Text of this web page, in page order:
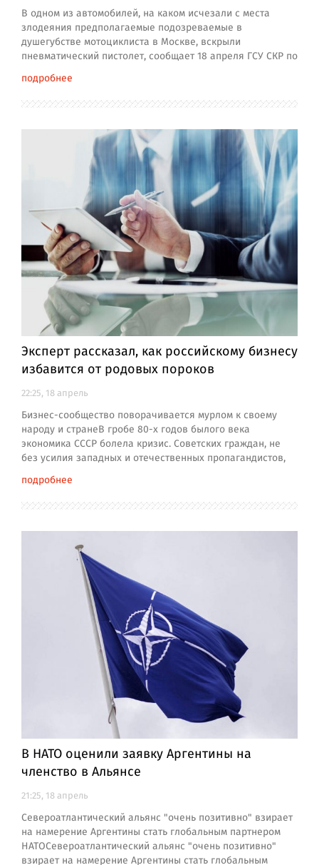
В одном из автомобилей, на каком исчезали с места
злодеяния предполагаемые подозреваемые в
душегубстве мотоциклиста в Москве, вскрыли
пневматический пистолет, сообщает 18 апреля ГСУ СКР по
подробнее
Эксперт рассказал, как российскому бизнесу
избавится от родовых пороков
22:25, 18 апрель
Бизнес-сообщество поворачивается мурлом к своему
народу и странеВ гробе 80-х годов былого века
экономика СССР болела кризис. Советских граждан, не
без усилия западных и отечественных пропагандистов,
подробнее
В НАТО оценили заявку Аргентины на
членство в Альянсе
21:25, 18 апрель
Североатлантический альянс "очень позитивно" взирает
на намерение Аргентины стать глобальным партнером
НАТОСевероатлантический альянс "очень позитивно"
взирает на намерение Аргентины стать глобальным